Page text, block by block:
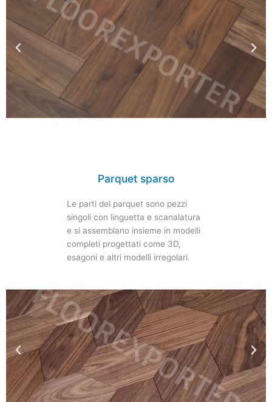
Parquet sparso
Le parti del parquet sono pezzi
singoli con linguetta e scanalatura
e si assemblano insieme in modelli
completi progettati come 3D,
esagoni e altri modelli irregolari.